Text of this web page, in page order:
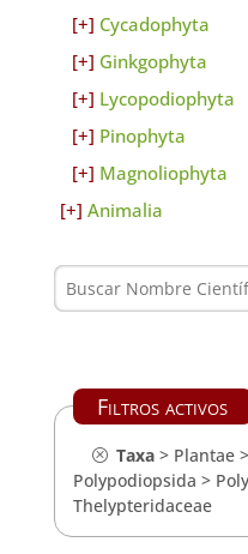
Cycadophyta
Ginkgophyta
Lycopodiophyta
Pinophyta
Magnoliophyta
Animalia
Filtros activos
Taxa> Plantae>
Polypodiopsida >
Thelypteridaceae